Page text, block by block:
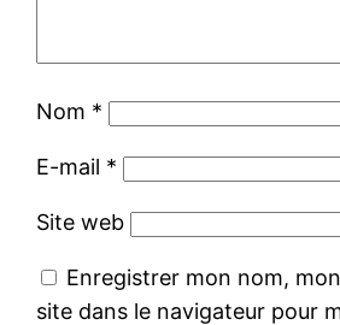
Nom *
E-mail *
Site web
Enregistrer mon nom,
site dans le navigateur pour